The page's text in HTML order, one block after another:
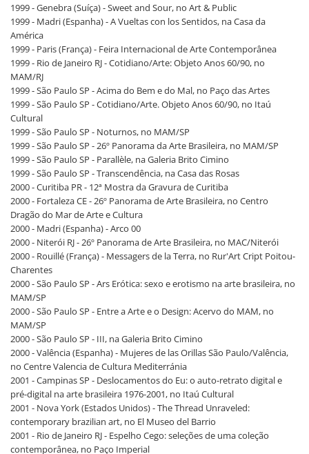
1999 - Genebra (Suíça) - Sweet and Sour, no Art & Public
1999 - Madri (Espanha) - A Vueltas con los Sentidos, na Casa da
América
1999 - Paris (França) - Feira Internacional de Arte Contemporânea
1999 - Rio de Janeiro RJ - Cotidiano/Arte: Objeto Anos 60/90, no
MAM/RJ
1999 - São Paulo SP - Acima do Bem e do Mal, no Paço das Artes
1999 - São Paulo SP - Cotidiano/Arte. Objeto Anos 60/90, no Itaú
Cultural
1999 - São Paulo SP - Noturnos, no MAM/SP
1999 - São Paulo SP - 26º Panorama da Arte Brasileira, no MAM/SP
1999 - São Paulo SP - Parallèle, na Galeria Brito Cimino
1999 - São Paulo SP - Transcendência, na Casa das Rosas
2000 - Curitiba PR - 12ª Mostra da Gravura de Curitiba
2000 - Fortaleza CE - 26º Panorama de Arte Brasileira, no Centro
Dragão do Mar de Arte e Cultura
2000 - Madri (Espanha) - Arco 00
2000 - Niterói RJ - 26º Panorama de Arte Brasileira, no MAC/Niterói
2000 - Rouillé (França) - Messagers de la Terra, no Rur'Art Cript Poitou-
Charentes
2000 - São Paulo SP - Ars Erótica: sexo e erotismo na arte brasileira, no
MAM/SP
2000 - São Paulo SP - Entre a Arte e o Design: Acervo do MAM, no
MAM/SP
2000 - São Paulo SP - III, na Galeria Brito Cimino
2000 - Valência (Espanha) - Mujeres de las Orillas São Paulo/Valência,
no Centre Valencia de Cultura Mediterránia
2001 - Campinas SP - Deslocamentos do Eu: o auto-retrato digital e
pré-digital na arte brasileira 1976-2001, no Itaú Cultural
2001 - Nova York (Estados Unidos) - The Thread Unraveled:
contemporary brazilian art, no El Museo del Barrio
2001 - Rio de Janeiro RJ - Espelho Cego: seleções de uma coleção
contemporânea, no Paço Imperial